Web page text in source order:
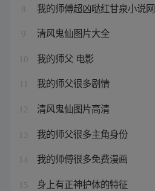
8 我的师傅超凶哒红甘泉小说网
9 清风鬼仙图片大全
10 我的师父 电影
我的师父很多剧情
12 清风鬼仙图片高清
13 我的师父很多主角身份
14 我的师傅很多免费漫画
15 身上有正神护体的特征